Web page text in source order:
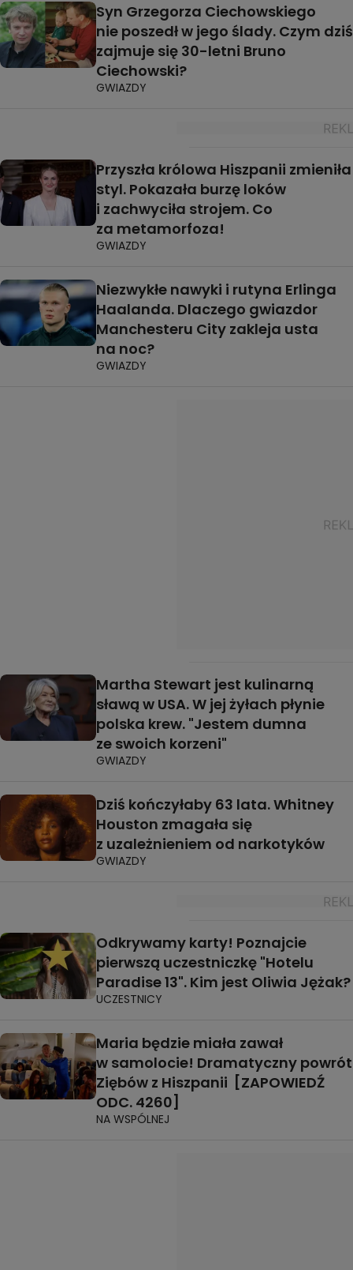
Syn Grzegorza Ciechowskiego
nie poszedł w jego ślady. Czym dziś
zajmuje się 30-letni Bruno
Ciechowski?
GWIAZDY
Przyszła królowa Hiszpanii zmieniła
styl. Pokazała burzę loków
i zachwyciła strojem. Co
za metamorfoza!
GWIAZDY
Niezwykłe nawyki i rutyna Erlinga
Haalanda. Dlaczego gwiazdor
Manchesteru City zakleja usta
na noc?
GWIAZDY
Martha Stewart jest kulinarną
sławą w USA. W jej żyłach płynie
polska krew. "Jestem dumna
ze swoich korzeni"
GWIAZDY
Dziś kończyłaby 63 lata. Whitney
Houston zmagała się
z uzależnieniem od narkotyków
GWIAZDY
Odkrywamy karty! Poznajcie
pierwszą uczestniczkę "Hotelu
Paradise 13". Kim jest Oliwia Jężak?
UCZESTNICY
Maria będzie miała zawał
w samolocie! Dramatyczny powrót
Ziębów z Hiszpanii [ZAPOWIEDŹ
ODC. 4260]
NA WSPÓLNEJ